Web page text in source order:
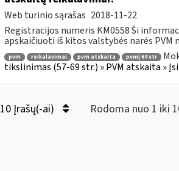
Web turinio sąrašas 2018-11-22
Registracijos numeris KM0558 Ši
apskaičiuoti iš kitos valstybės narės PVM
pvm reikalavimai pvm atskaita pvmį 64 str
tikslinimas (57-69 str.) » PVM atskaita »
10 Įrašų(-ai) Rodoma nuo 1 iki